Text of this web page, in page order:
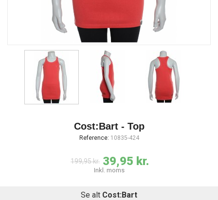
Cost:Bart - Top
Reference: 10835-424
199,95 kr. 39,95 kr.
Inkl. moms
Se alt Cost:Bart